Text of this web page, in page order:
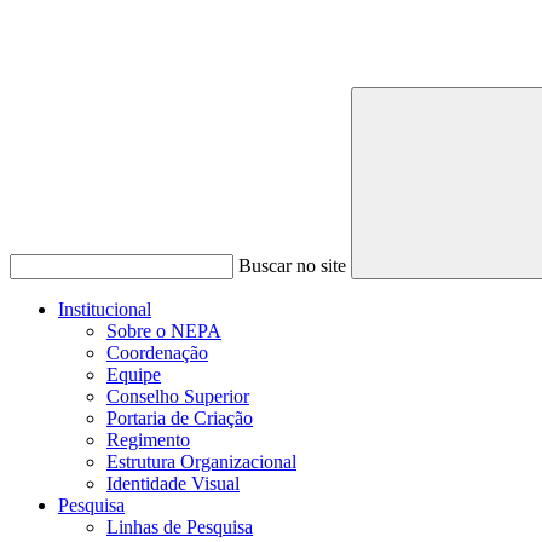
Buscar no site
Institucional
Sobre o NEPA
Coordenação
Equipe
Conselho Superior
Portaria de Criação
Regimento
Estrutura Organizacional
Identidade Visual
Pesquisa
Linhas de Pesquisa